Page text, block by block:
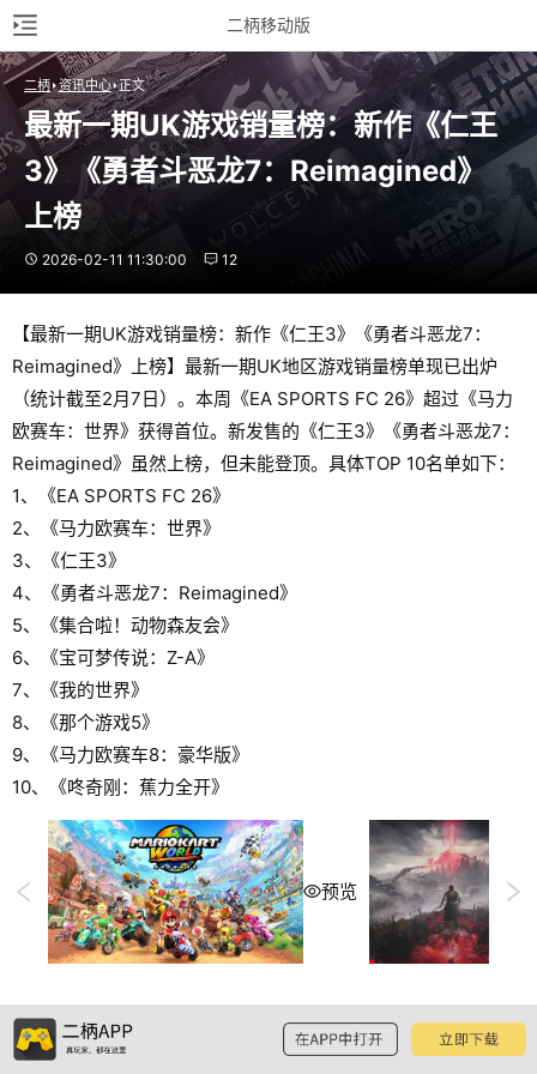
二柄移动版
二柄 资讯中心 正文
最新一期UK游戏销量榜：新作《仁王
3》《勇者斗恶龙7：Reimagined》
上榜
2026-02-11 11:30:00 12
【最新一期UK游戏销量榜：新作《仁王3》《勇者斗恶龙7：
Reimagined》上榜】最新一期UK地区游戏销量榜单现已出炉
（统计截至2月7日）。本周《EA SPORTS FC 26》超过《马力
欧赛车：世界》获得首位。新发售的《仁王3》《勇者斗恶龙7：
Reimagined》虽然上榜，但未能登顶。具体TOP 10名单如下：
1、《EA SPORTS FC 26》
2、《马力欧赛车：世界》
3、《仁王3》
4、《勇者斗恶龙7：Reimagined》
5、《集合啦！动物森友会》
6、《宝可梦传说：Z-A》
7、《我的世界》
8、《那个游戏5》
9、《马力欧赛车8：豪华版》
10、《咚奇刚：蕉力全开》
预览